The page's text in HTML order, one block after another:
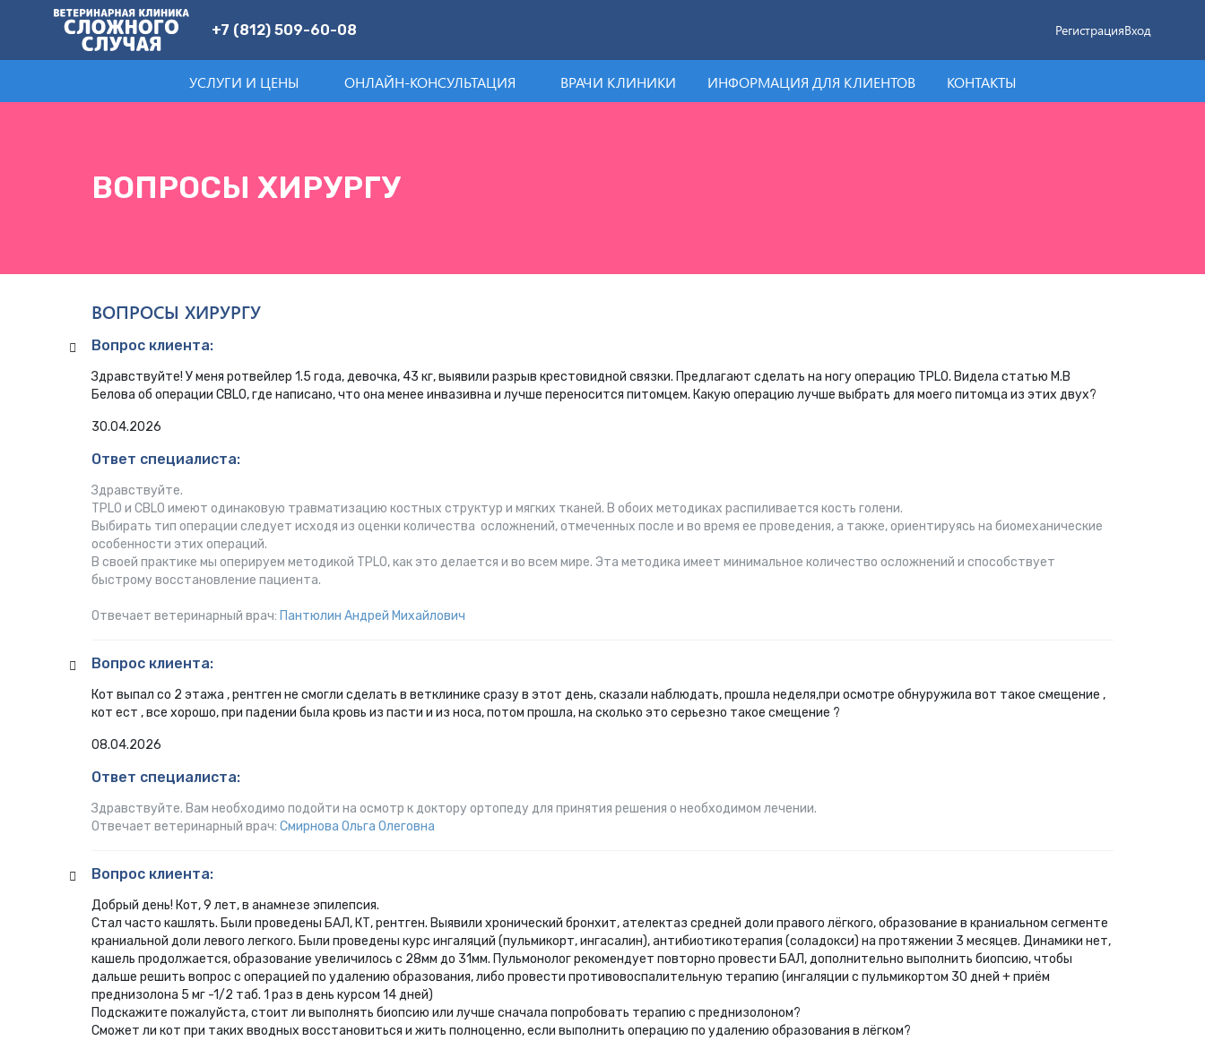
+7 (812) 509-60-08 РегистрацияВход
УСЛУГИ И ЦЕНЫ ОНЛАЙН-КОНСУЛЬТАЦИЯ ВРАЧИ КЛИНИКИ ИНФОРМАЦИЯ ДЛЯ КЛИЕНТОВ КОНТАКТЫ
ВОПРОСЫ ХИРУРГУ
ВОПРОСЫ ХИРУРГУ
Вопрос клиента:
Здравствуйте! У меня ротвейлер 1.5 года, девочка, 43 кг, выявили разрыв крестовидной связки. Предлагают сделать на ногу операцию TPLO. Видела статью М.В
Белова об операции CBLO, где написано, что она менее инвазивна и лучше переносится питомцем. Какую операцию лучше выбрать для моего питомца из этих двух?
30.04.2026
Ответ специалиста:
Здравствуйте.
TPLO и CBLO имеют одинаковую травматизацию костных структур и мягких тканей. В обоих методиках распиливается кость голени.
Выбирать тип операции следует исходя из оценки количества осложнений, отмеченных после и во время ее проведения, а также, ориентируясь на биомеханические
особенности этих операций.
В своей практике мы оперируем методикой TPLO, как это делается и во всем мире. Эта методика имеет минимальное количество осложнений и способствует
быстрому восстановление пациента.
Отвечает ветеринарный врач: Пантюлин Андрей Михайлович
Вопрос клиента:
Кот выпал со 2 этажа , рентген не смогли сделать в ветклинике сразу в этот день, сказали наблюдать, прошла неделя,при осмотре обнуружила вот такое смещение ,
кот ест , все хорошо, при падении была кровь из пасти и из носа, потом прошла, на сколько это серьезно такое смещение ?
08.04.2026
Ответ специалиста:
Здравствуйте. Вам необходимо подойти на осмотр к доктору ортопеду для принятия решения о необходимом лечении.
Отвечает ветеринарный врач: Смирнова Ольга Олеговна
Вопрос клиента:
Добрый день! Кот, 9 лет, в анамнезе эпилепсия.
Стал часто кашлять. Были проведены БАЛ, КТ, рентген. Выявили хронический бронхит, ателектаз средней доли правого лёгкого, образование в краниальном сегменте
краниальной доли левого легкого. Были проведены курс ингаляций (пульмикорт, ингасалин), антибиотикотерапия (соладокси) на протяжении 3 месяцев. Динамики нет,
кашель продолжается, образование увеличилось с 28мм до 31мм. Пульмонолог рекомендует повторно провести БАЛ, дополнительно выполнить биопсию, чтобы
дальше решить вопрос с операцией по удалению образования, либо провести противовоспалительную терапию (ингаляции с пульмикортом 30 дней + приём
преднизолона 5 мг -1/2 таб. 1 раз в день курсом 14 дней)
Подскажите пожалуйста, стоит ли выполнять биопсию или лучше сначала попробовать терапию с преднизолоном?
Сможет ли кот при таких вводных восстановиться и жить полноценно, если выполнить операцию по удалению образования в лёгком?